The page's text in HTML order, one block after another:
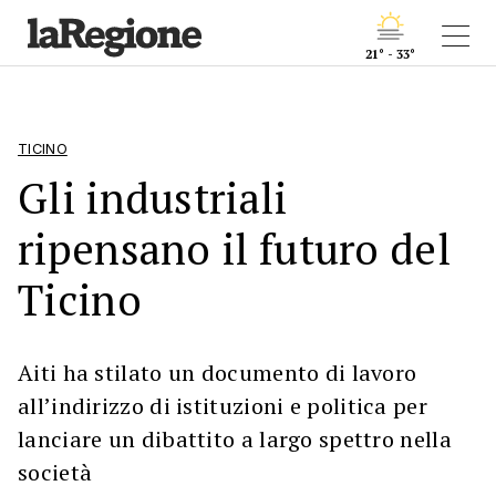
21° - 33°
TICINO
Gli industriali
ripensano il futuro del
Ticino
Aiti ha stilato un documento di lavoro
all’indirizzo di istituzioni e politica per
lanciare un dibattito a largo spettro nella
società